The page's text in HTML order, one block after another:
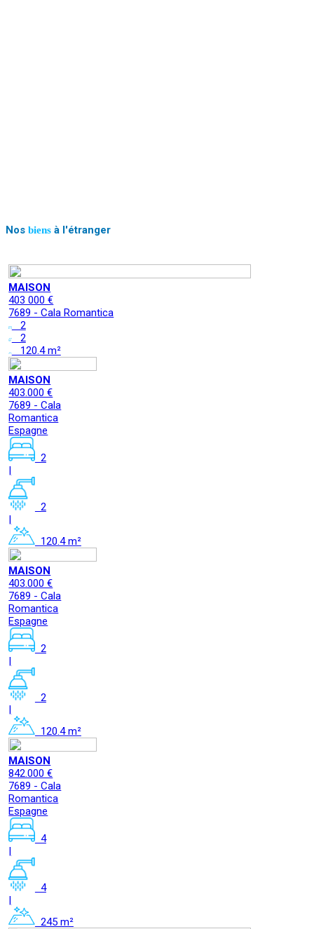
Nos biens à l'étranger
MAISON
403 000 €
7689 - Cala Romantica
2
2
120.4 m²
MAISON
403.000 €
7689 - Cala
Romantica
Espagne
2
|
2
|
120.4 m²
MAISON
403.000 €
7689 - Cala
Romantica
Espagne
2
|
2
|
120.4 m²
MAISON
842.000 €
7689 - Cala
Romantica
Espagne
4
|
4
|
245 m²